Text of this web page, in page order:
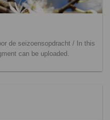
de seizoensopdracht / In this
can be uploaded.